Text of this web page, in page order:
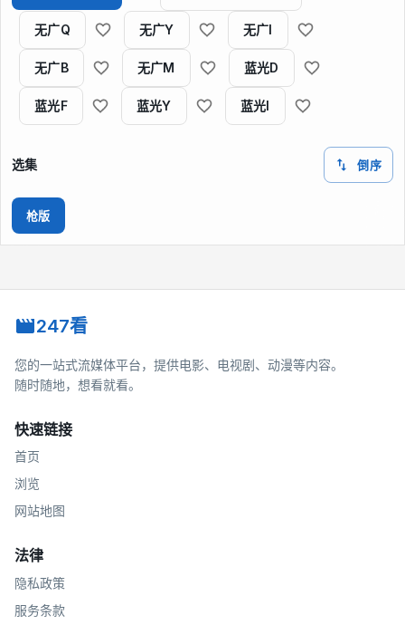
无广Q 无广Y 无广I
无广B 无广M 蓝光D
蓝光F 蓝光Y 蓝光I
选集 倒序
枪版
247看
您的一站式流媒体平台，提供电影、电视剧、动漫等内容。
随时随地，想看就看。
快速链接
首页
浏览
网站地图
法律
隐私政策
服务条款